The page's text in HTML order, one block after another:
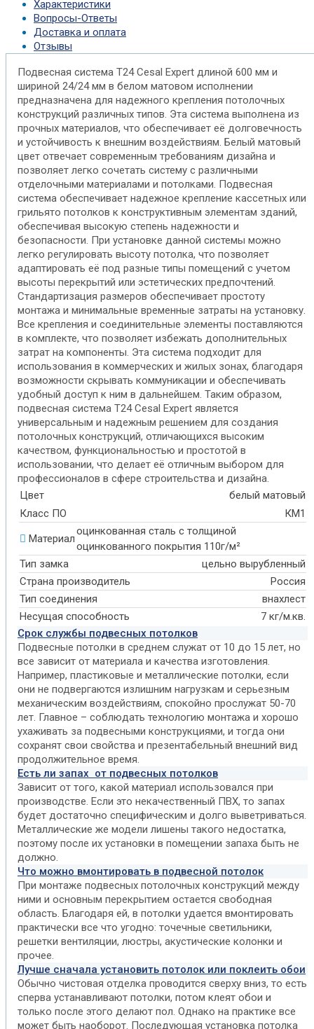
Характеристики
Вопросы-Ответы
Доставка и оплата
Отзывы
Подвесная система T24 Cesal Expert длиной 600 мм и
шириной 24/24 мм в белом матовом исполнении
предназначена для надежного крепления потолочных
конструкций различных типов. Эта система выполнена из
прочных материалов, что обеспечивает её долговечность
и устойчивость к внешним воздействиям. Белый матовый
цвет отвечает современным требованиям дизайна и
позволяет легко сочетать систему с различными
отделочными материалами и потолками. Подвесная
система обеспечивает надежное крепление кассетных или
грильято потолков к конструктивным элементам зданий,
обеспечивая высокую степень надежности и
безопасности. При установке данной системы можно
легко регулировать высоту потолка, что позволяет
адаптировать её под разные типы помещений с учетом
высоты перекрытий или эстетических предпочтений.
Стандартизация размеров обеспечивает простоту
монтажа и минимальные временные затраты на установку.
Все крепления и соединительные элементы поставляются
в комплекте, что позволяет избежать дополнительных
затрат на компоненты. Эта система подходит для
использования в коммерческих и жилых зонах, благодаря
возможности скрывать коммуникации и обеспечивать
удобный доступ к ним в дальнейшем. Таким образом,
подвесная система T24 Cesal Expert является
универсальным и надежным решением для создания
потолочных конструкций, отличающихся высоким
качеством, функциональностью и простотой в
использовании, что делает её отличным выбором для
профессионалов в сфере строительства и дизайна.
Цвет
белый матовый
Класс ПО
КМ1
Материал
оцинкованная сталь с толщиной
оцинкованного покрытия 110г/м²
Тип замка
цельно вырубленный
Страна производитель
Россия
Тип соединения
внахлест
Несущая способность
7 кг/м.кв.
Срок службы подвесных потолков
Подвесные потолки в среднем служат от 10 до 15 лет, но
все зависит от материала и качества изготовления.
Например, пластиковые и металлические потолки, если
они не подвергаются излишним нагрузкам и серьезным
механическим воздействиям, спокойно прослужат 50-70
лет. Главное – соблюдать технологию монтажа и хорошо
ухаживать за подвесными конструкциями, и тогда они
сохранят свои свойства и презентабельный внешний вид
продолжительное время.
Есть ли запах от подвесных потолков
Зависит от того, какой материал использовался при
производстве. Если это некачественный ПВХ, то запах
будет достаточно специфическим и долго выветриваться.
Металлические же модели лишены такого недостатка,
поэтому после их установки в помещении запаха быть не
должно.
Что можно вмонтировать в подвесной потолок
При монтаже подвесных потолочных конструкций между
ними и основным перекрытием остается свободная
область. Благодаря ей, в потолки удается вмонтировать
практически все что угодно: точечные светильники,
решетки вентиляции, люстры, акустические колонки и
прочее.
Лучше сначала установить потолок или поклеить обои
Обычно чистовая отделка проводится сверху вниз, то есть
сперва устанавливают потолки, потом клеят обои и
только после этого делают пол. Однако на практике все
может быть наоборот. Последующая установка потолка